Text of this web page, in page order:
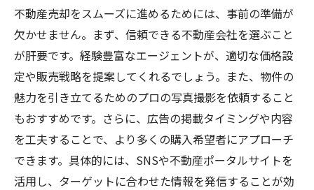
沖縄県の特性を考慮した売却方法
実際の売却事例から学ぶ沖縄県での不動産売却
成功の秘訣
成功事例に学ぶ売却テクニック
失敗事例から得る教訓
実際の売却期間とその要因
売却事例の分析と活用法
異なる物件タイプの売却事例
不動産売却をスムーズに進めるためには、事前の準備が
欠かせません。まず、信頼できる不動産会社を選ぶこと
が肝要です。経験豊富なエージェントが、適切な価格設
定や販売戦略を提案してくれるでしょう。また、物件の
魅力を引き立てるためのプロの写真撮影を依頼すること
もおすすめです。さらに、広告の掲載タイミングや内容
を工夫することで、より多くの購入希望者にアプローチ
できます。具体的には、SNSや不動産ポータルサイトを
活用し、ターゲットに合わせた情報を発信することが効